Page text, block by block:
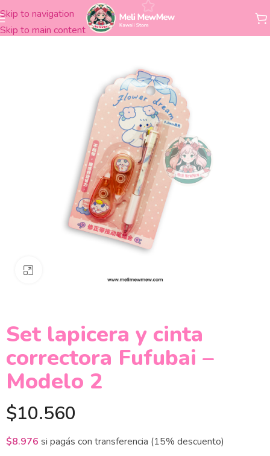
Skip to navigation
Skip to main content
Inicio Librería Escritura Lapiceras
Set lapicera y cinta
correctora Fufubai –
Modelo 2
$10.560
$8.976 si pagás con transferencia (15% descuento)